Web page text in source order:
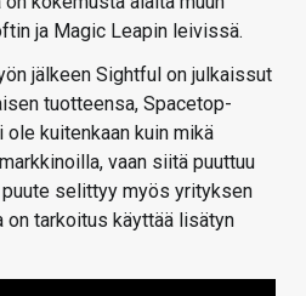
ja Magic Leapin leivissä.
jälkeen Sightful on julkaissut
tuotteensa, Spacetop-
ole kuitenkaan kuin mikä
vaan siitä puuttuu
puute selittyy myös yrityksen
on tarkoitus käyttää lisätyn